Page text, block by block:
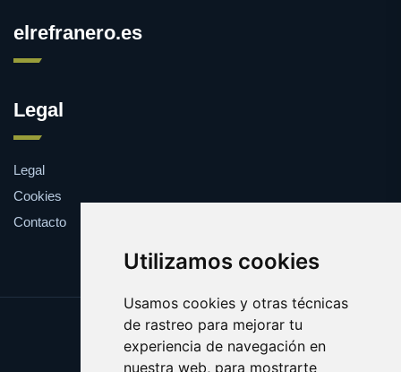
Utilizamos cookies
Usamos cookies y otras técnicas
de rastreo para mejorar tu
experiencia de navegación en
nuestra web, para mostrarte
elrefranero.es
Legal
Legal
Cookies
Contacto
Update cookies preferences
Copyright © 2025 elrefranero.es